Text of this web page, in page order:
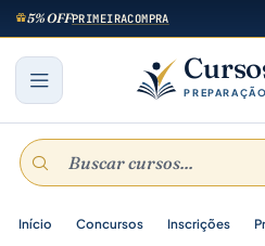
5% OFFPRIMEIRACOMPRA
Início Concursos Inscrições